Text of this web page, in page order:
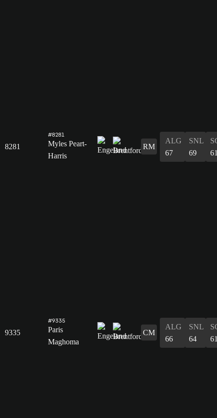
8281
#8281
Myles Peart-
Harris
RM
ALG
67
SNL
69
9335
#9335
Paris
Maghoma
CM
ALG
66
SNL
64